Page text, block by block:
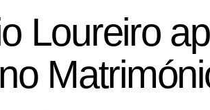
Loureiro